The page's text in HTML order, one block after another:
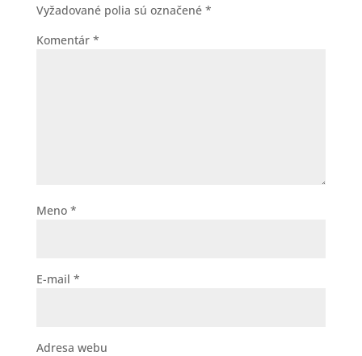
Vyžadované polia sú označené *
Komentár *
Meno *
E-mail *
Adresa webu